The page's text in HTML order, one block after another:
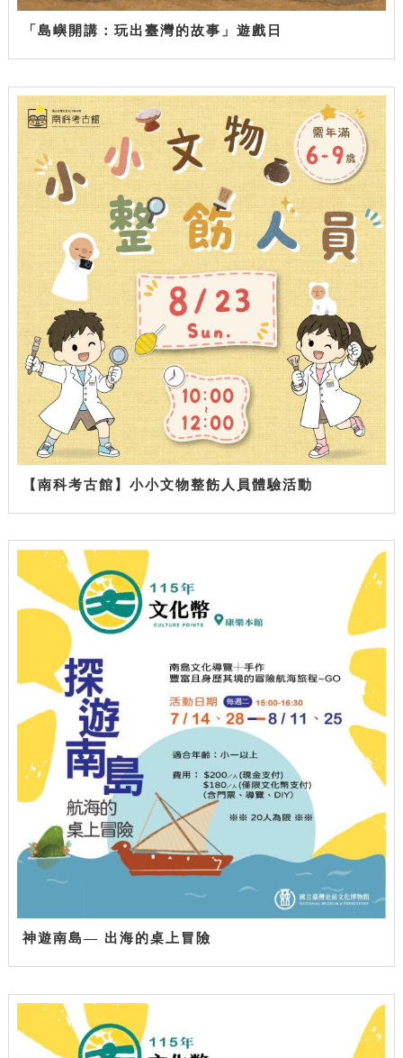
「島嶼開講：玩出臺灣的故事」遊戲日
【南科考古館】小小文物整飭人員體驗活動
神遊南島— 出海的桌上冒險